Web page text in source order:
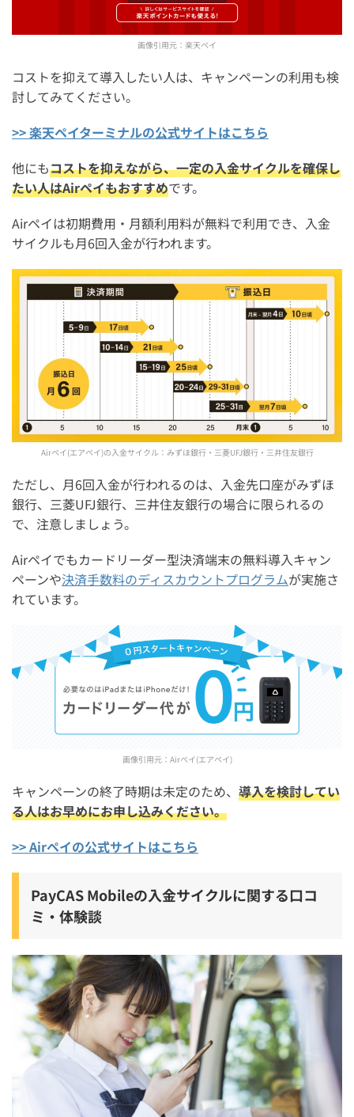
画像引用元： 楽天ペイ
コストを抑えて導入したい人は、キャンペーンの利用も検
討してみてください。
>> 楽天ペイターミナルの公式サイトはこちら
他にもコストを抑えながら、一定の入金サイクルを確保し
たい人はAirペイもおすすめです。
Airペイは初期費用・月額利用料が無料で利用でき、入金
サイクルも月6回入金が行われます。
Airペイ(エアペイ)の入金サイクル：みずほ銀行・三菱UFJ銀行・三井住友銀行
ただし、月6回入金が行われるのは、入金先口座がみずほ
銀行、三菱UFJ銀行、三井住友銀行の場合に限られるの
で、注意しましょう。
Airペイでもカードリーダー型決済端末の無料導入キャン
ペーンや決済手数料のディスカウントプログラムが実施さ
れています。
画像引用元： Airペイ(エアペイ)
キャンペーンの終了時期は未定のため、 導入を検討してい
る人はお早めにお申し込みください。
>> Airペイの公式サイトはこちら
PayCAS Mobileの入金サイクルに関する口コ
ミ・体験談